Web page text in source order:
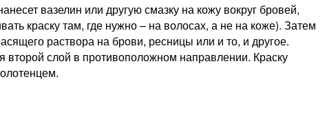
вазелин или другую смазку на кожу вокруг бровей,
краску там, где нужно – на волосах, а не на коже). Затем
раствора на брови, ресницы или и то, и другое.
второй слой в противоположном направлении. Краску